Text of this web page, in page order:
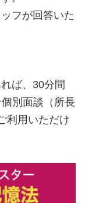
フが回答いた
ば、30分間
別面談（所長
利用いただけ